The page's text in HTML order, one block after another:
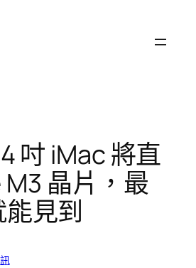
吋 iMac 將直
晶片，最
見到